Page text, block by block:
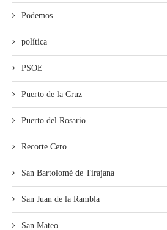
Podemos
política
PSOE
Puerto de la Cruz
Puerto del Rosario
Recorte Cero
San Bartolomé de Tirajana
San Juan de la Rambla
San Mateo